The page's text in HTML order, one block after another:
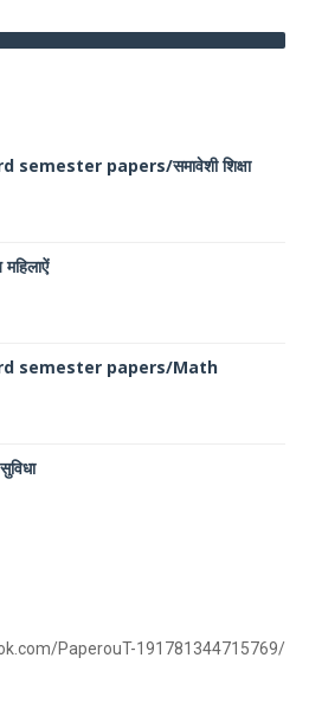
semester papers/समावेशी शिक्षा
semester papers/Math
PaperouT-191781344715769/